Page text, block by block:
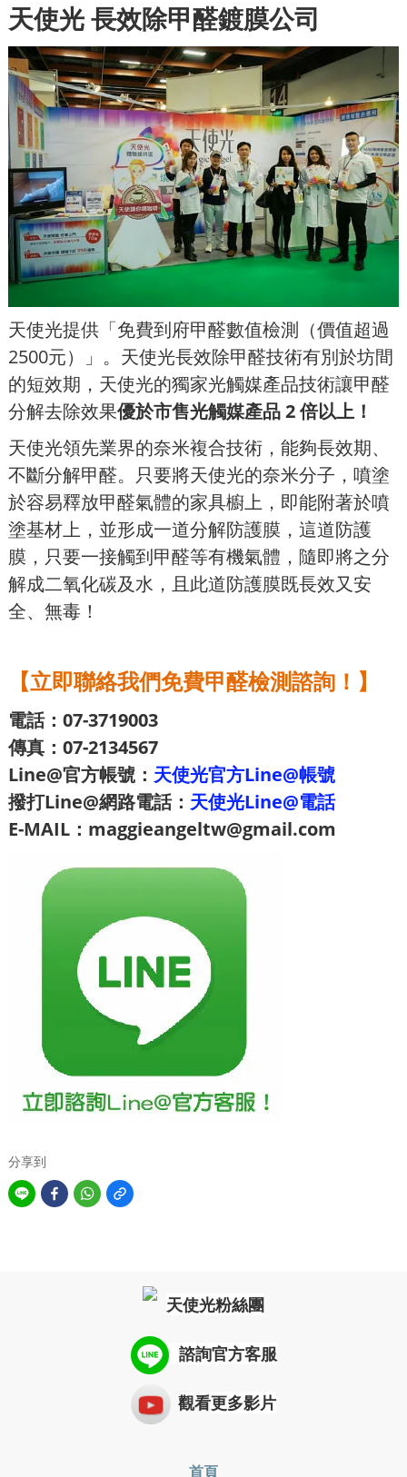
天使光長效除甲醛鍍膜公司
天使光提供「免費到府甲醛數值檢測（價值超過
2500元）」。天使光長效除甲醛技術有別於坊間
的短效期，天使光的獨家光觸媒產品技術讓甲醛
分解去除效果優於市售光觸媒產品2倍以上！
天使光領先業界的奈米複合技術，能夠長效期、
不斷分解甲醛。只要將天使光的奈米分子，噴塗
於容易釋放甲醛氣體的家具櫥上，即能附著於噴
塗基材上，並形成一道分解防護膜，這道防護
膜，只要一接觸到甲醛等有機氣體，隨即將之分
解成二氧化碳及水，且此道防護膜既長效又安
全、無毒！
【立即聯絡我們免費甲醛檢測諮詢！】
電話：07-3719003
傳真：07-2134567
Line@官方帳號： 天使光官方Line@帳號
撥打Line@網路電話： 天使光Line@電話
E-MAIL：maggieangeltw@gmail.com
分享到
天使光粉絲團
諮詢官方客服
觀看更多影片
首頁